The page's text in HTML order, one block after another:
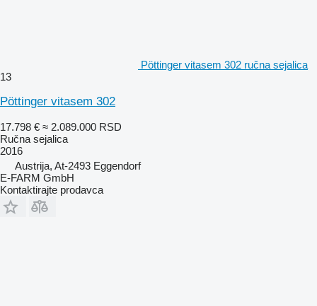
Pöttinger vitasem 302 ručna sejalica
13
Pöttinger vitasem 302
17.798 € ≈ 2.089.000 RSD
Ručna sejalica
2016
Austrija, At-2493 Eggendorf
E-FARM GmbH
Kontaktirajte prodavca